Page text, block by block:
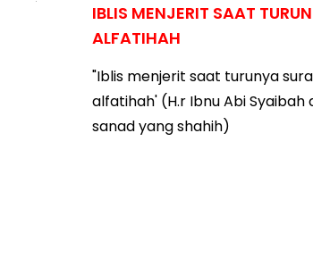
IBLIS MENJERIT SAAT TURUN
ALFATIHAH
"Iblis menjerit saat turunya
alfatihah' (H.r Ibnu Abi Syaibah
sanad yang shahih)